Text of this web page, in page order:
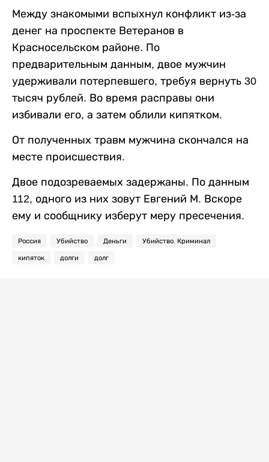
Между знакомыми вспыхнул конфликт из-за
денег на проспекте Ветеранов в
Красносельском районе. По
предварительным данным, двое мужчин
удерживали потерпевшего, требуя вернуть 30
тысяч рублей. Во время расправы они
избивали его, а затем облили кипятком.
От полученных травм мужчина скончался на
месте происшествия.
Двое подозреваемых задержаны. По данным
112, одного из них зовут Евгений М. Вскоре
ему и сообщнику изберут меру пресечения.
Россия Убийство Деньги Убийство. Криминал
кипяток долги долг